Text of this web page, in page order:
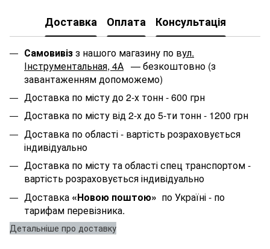
Доставка Оплата Консультація
Самовивізз нашого магазину по вул.
Інструментальная, 4А — безкоштовно (з
завантаженням допоможемо)
Доставка по місту до 2-х тонн - 600 грн
Доставка по місту від 2-х до 5-ти тонн - 1200 грн
Доставка по області- вартість розраховується
індивідуально
Доставка по місту та області спец транспортом-
вартість розраховується індивідуально
Доставка «Новою поштою» по Україні - по
тарифам перевізника.
Детальніше про доставку